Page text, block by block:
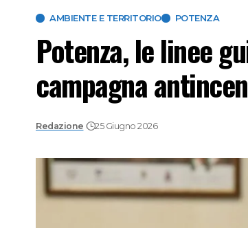
AMBIENTE E TERRITORIO POTENZA
Potenza, le linee
campagna
Redazione 25 Giugno 2026